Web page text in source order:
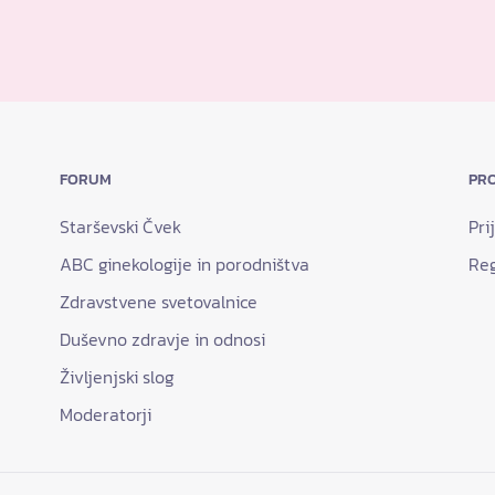
FORUM
Starševski Čvek
ABC ginekologije in porodništva
Zdravstvene svetovalnice
Duševno zdravje in odnosi
Življenjski slog
Moderatorji